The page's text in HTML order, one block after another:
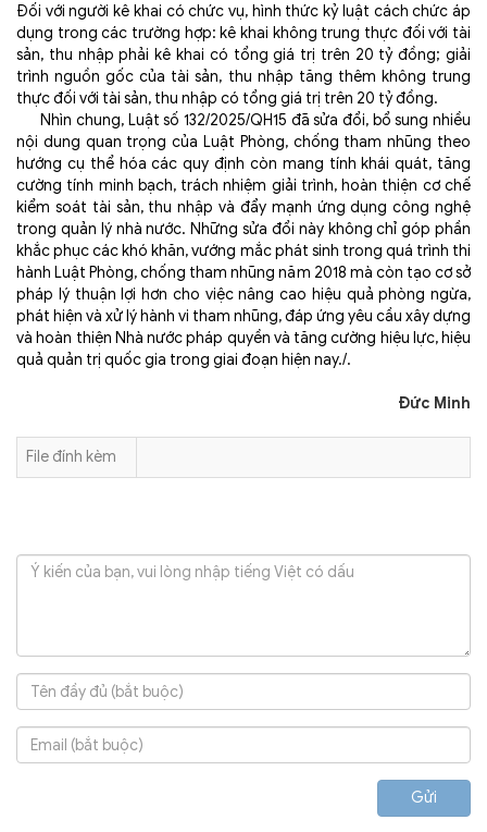
Đối với người kê khai có chức vụ, hình thức kỷ luật cách chức áp
dụng trong các trường hợp: kê khai không trung thực đối với tài
sản, thu nhập phải kê khai có tổng giá trị trên 20 tỷ đồng; giải
trình nguồn gốc của tài sản, thu nhập tăng thêm không trung
thực đối với tài sản, thu nhập có tổng giá trị trên 20 tỷ đồng.
Nhìn chung, Luật số 132/2025/QH15 đã sửa đổi, bổ sung nhiều
nội dung quan trọng của Luật Phòng, chống tham nhũng theo
hướng cụ thể hóa các quy định còn mang tính khái quát, tăng
cường tính minh bạch, trách nhiệm giải trình, hoàn thiện cơ chế
kiểm soát tài sản, thu nhập và đẩy mạnh ứng dụng công nghệ
trong quản lý nhà nước. Những sửa đổi này không chỉ góp phần
khắc phục các khó khăn, vướng mắc phát sinh trong quá trình thi
hành Luật Phòng, chống tham nhũng năm 2018 mà còn tạo cơ sở
pháp lý thuận lợi hơn cho việc nâng cao hiệu quả phòng ngừa,
phát hiện và xử lý hành vi tham nhũng, đáp ứng yêu cầu xây dựng
và hoàn thiện Nhà nước pháp quyền và tăng cường hiệu lực, hiệu
quả quản trị quốc gia trong giai đoạn hiện nay./.
Đức Minh
File đính kèm
Gửi